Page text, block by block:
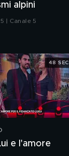
alpini
| Canale 5
e l'amore
48 SEC